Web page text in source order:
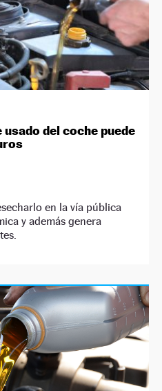
del coche puede
en la vía pública
y además genera